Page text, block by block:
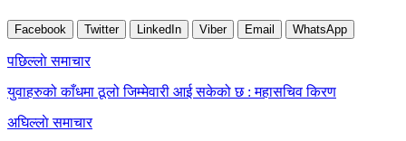
Facebook Twitter LinkedIn Viber Email WhatsApp
Post
navigation
पछिल्लाे समाचार
युवाहरुको काँधमा ठूलो जिम्मेवारी आई सकेको छ : महासचिव किरण
अघिल्लाे समाचार